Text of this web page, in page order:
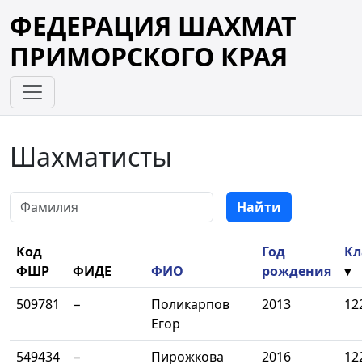
ФЕДЕРАЦИЯ ШАХМАТ
ПРИМОРСКОГО КРАЯ
Шахматисты
Фамилия Найти
Код
ФШР
ФИДЕ ФИО
Год
рождения
▾
509781
−
Поликарпов
Егор
2013
549434 −
Пирожкова
2016